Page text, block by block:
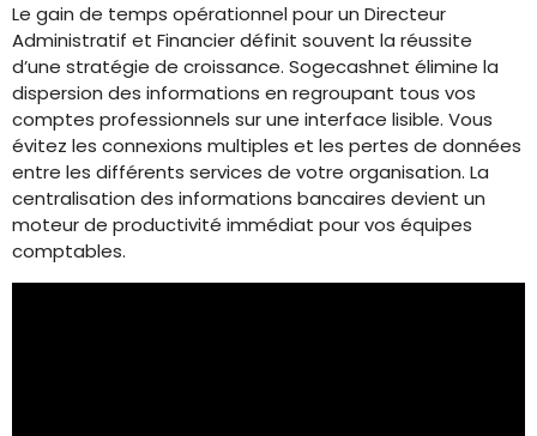
Le gain de temps opérationnel pour un Directeur
Administratif et Financier définit souvent la réussite
d’une stratégie de croissance. Sogecashnet élimine la
dispersion des informations en regroupant tous vos
comptes professionnels sur une interface lisible. Vous
évitez les connexions multiples et les pertes de données
entre les différents services de votre organisation. La
centralisation des informations bancaires devient un
moteur de productivité immédiat pour vos équipes
comptables.